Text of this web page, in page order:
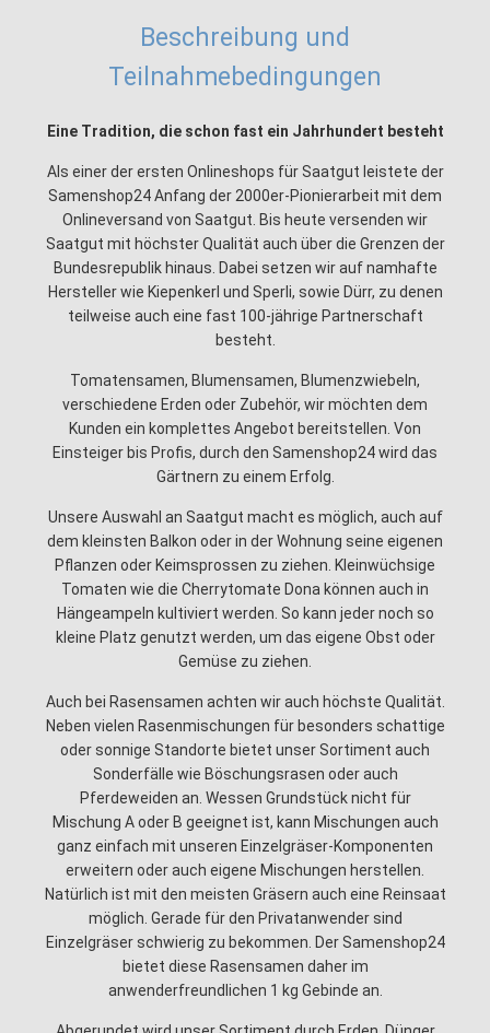
Beschreibung und
Teilnahmebedingungen
Eine Tradition, die schon fast ein Jahrhundert besteht
Als einer der ersten Onlineshops für Saatgut leistete der
Samenshop24 Anfang der 2000er-Pionierarbeit mit dem
Onlineversand von Saatgut. Bis heute versenden wir
Saatgut mit höchster Qualität auch über die Grenzen der
Bundesrepublik hinaus. Dabei setzen wir auf namhafte
Hersteller wie Kiepenkerl und Sperli, sowie Dürr, zu denen
teilweise auch eine fast 100-jährige Partnerschaft
besteht.
Tomatensamen, Blumensamen, Blumenzwiebeln,
verschiedene Erden oder Zubehör, wir möchten dem
Kunden ein komplettes Angebot bereitstellen. Von
Einsteiger bis Profis, durch den Samenshop24 wird das
Gärtnern zu einem Erfolg.
Unsere Auswahl an Saatgut macht es möglich, auch auf
dem kleinsten Balkon oder in der Wohnung seine eigenen
Pflanzen oder Keimsprossen zu ziehen. Kleinwüchsige
Tomaten wie die Cherrytomate Dona können auch in
Hängeampeln kultiviert werden. So kann jeder noch so
kleine Platz genutzt werden, um das eigene Obst oder
Gemüse zu ziehen.
Auch bei Rasensamen achten wir auch höchste Qualität.
Neben vielen Rasenmischungen für besonders schattige
oder sonnige Standorte bietet unser Sortiment auch
Sonderfälle wie Böschungsrasen oder auch
Pferdeweiden an. Wessen Grundstück nicht für
Mischung A oder B geeignet ist, kann Mischungen auch
ganz einfach mit unseren Einzelgräser-Komponenten
erweitern oder auch eigene Mischungen herstellen.
Natürlich ist mit den meisten Gräsern auch eine Reinsaat
möglich. Gerade für den Privatanwender sind
Einzelgräser schwierig zu bekommen. Der Samenshop24
bietet diese Rasensamen daher im
anwenderfreundlichen 1 kg Gebinde an.